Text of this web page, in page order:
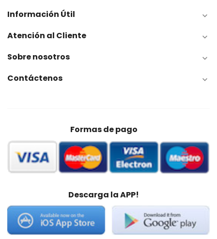
Información Útil 
Atención al Cliente 
Sobre nosotros 
Contáctenos 
Formas de pago
Descarga la APP!